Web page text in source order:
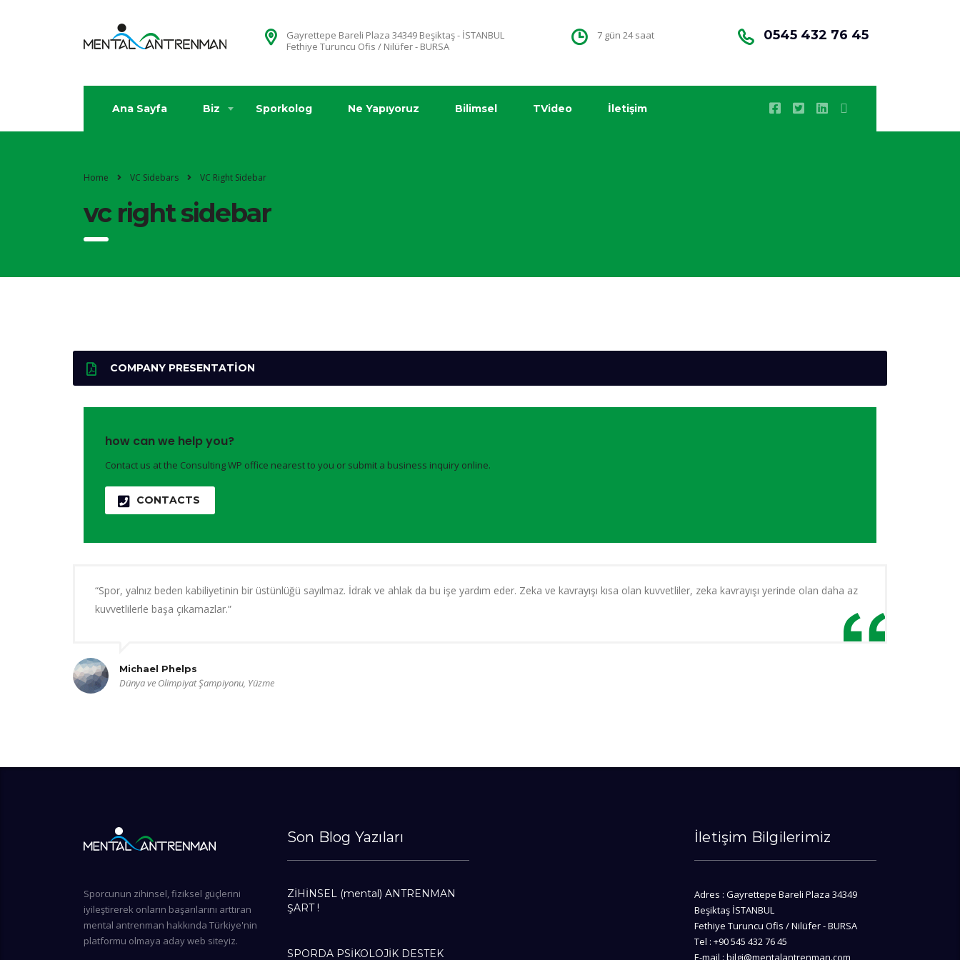
0545 432 76 45
7 gün 24 saat
Gayrettepe Bareli Plaza 34349 Beşiktaş - İSTANBUL
Fethiye Turuncu Ofis / Nilüfer - BURSA
Ana Sayfa Biz Sporkolog Ne Yapıyoruz Bilimsel TVideo İletişim
Home VC Sidebars VC Right Sidebar
vc right sidebar
COMPANY PRESENTATION
how can we help you?
Contact us at the Consulting WP office nearest to you or submit a business inquiry online.
CONTACTS
“Spor, yalnız beden kabiliyetinin bir üstünlüğü sayılmaz. İdrak ve ahlak da bu işe yardım eder. Zeka ve kavrayışı kısa olan kuvvetliler, zeka kavrayışı yerinde olan daha az
kuvvetlilerle başa çıkamazlar.”
Michael Phelps
Dünya ve Olimpiyat Şampiyonu, Yüzme
Sporcunun zihinsel, fiziksel güçlerini
iyileştirerek onların başarılarını arttıran
mental antrenman hakkında Türkiye'nin
platformu olmaya aday web siteyiz.
Son Blog Yazıları
ZİHİNSEL (mental) ANTRENMAN
ŞART !
SPORDA PSİKOLOJİK DESTEK
İletişim Bilgilerimiz
Adres : Gayrettepe Bareli Plaza 34349
Beşiktaş İSTANBUL
Fethiye Turuncu Ofis / Nilüfer - BURSA
Tel : +90 545 432 76 45
E-mail : bilgi@mentalantrenman.com